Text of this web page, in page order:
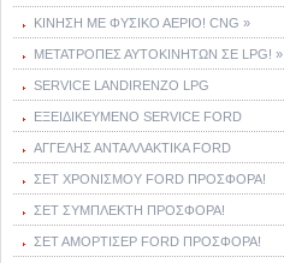
ΚΙΝΗΣΗ ΜΕ ΦΥΣΙΚΟ ΑΕΡΙΟ! CNG »
ΜΕΤΑΤΡΟΠΕΣ ΑΥΤΟΚΙΝΗΤΩΝ ΣΕ LPG! »
SERVICE LANDIRENZO LPG
ΕΞΕΙΔΙΚΕΥΜΕΝΟ SERVICE FORD
ΑΓΓΕΛΗΣ ΑΝΤΑΛΛΑΚΤΙΚΑ FORD
ΣΕΤ ΧΡΟΝΙΣΜΟΥ FORD ΠΡΟΣΦΟΡΑ!
ΣΕΤ ΣΥΜΠΛΕΚΤΗ ΠΡΟΣΦΟΡΑ!
ΣΕΤ ΑΜΟΡΤΙΣΕΡ FORD ΠΡΟΣΦΟΡΑ!